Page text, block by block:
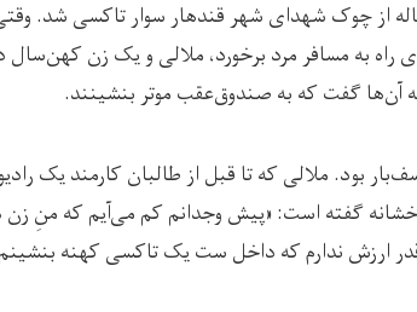
پیش ملالی 26 ساله از چوک شهدای شهر قندهار سوار تاکسی شد.
راه به مسافر مرد برخورد، ملالی و یک زن کهن‌سال
آن‌ها گفت که به صندوق‌عقب موتر بنشینند.
بود. ملالی که تا قبل از طالبان کارمند یک
گفته است: «پیش وجدانم کم می‌آیم که منِ
ارزش ندارم که داخل ست یک تاکسی کهنه